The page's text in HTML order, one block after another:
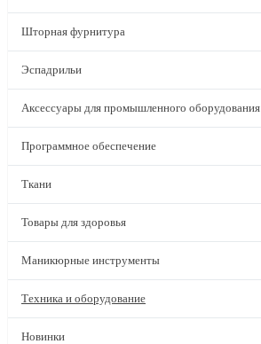
Шторная фурнитура
Эспадрильи
Аксессуары для промышленного оборудования
Программное обеспечение
Ткани
Товары для здоровья
Маникюрные инструменты
Техника и оборудование
Новинки